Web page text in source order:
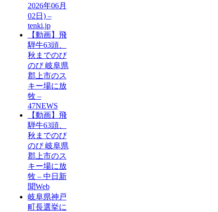
2026年06月
02日) –
tenki.jp
【動画】飛
騨牛63頭、
秋までのび
のび 岐阜県
郡上市のス
キー場に放
牧 –
47NEWS
【動画】飛
騨牛63頭、
秋までのび
のび 岐阜県
郡上市のス
キー場に放
牧 – 中日新
聞Web
岐阜県神戸
町長選挙に